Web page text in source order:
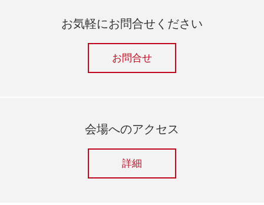
お気軽にお問合せください
お問合せ
会場へのアクセス
詳細